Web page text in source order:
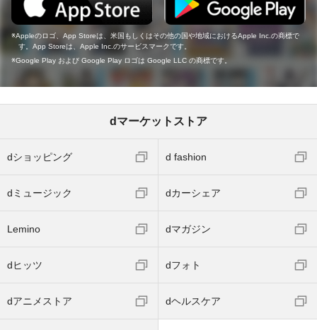
Appleのロゴ、App Storeは、米国もしくはその他の国や地域におけるApple Inc.の商標で
す。App Storeは、Apple Inc.のサービスマークです。
Google Play および Google Play ロゴは Google LLC の商標です。
dマーケットストア
dショッピング d fashion
dミュージック dカーシェア
Lemino dマガジン
dヒッツ dフォト
dアニメストア dヘルスケア